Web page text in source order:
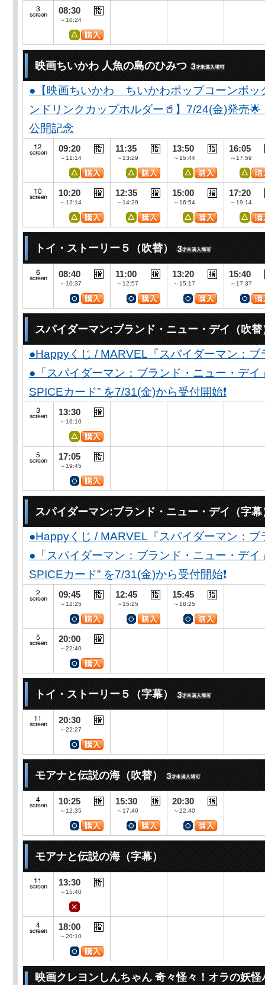
08:30
～10:24
映画ちいかわ 人魚の島のひみつ
●【映画ちいかわ ちいかわポップコーンボ
ンドリンクカップホルダー🥤】7/24(金)発売
公開記念
09:20
～11:14
11:35
～13:29
13:50
～15:44
16:05
～17:59
10:20
～12:14
12:35
～14:29
15:00
～16:54
17:20
～19:14
トイ・ストーリー５（吹替）
08:40
～10:37
11:00
～12:57
13:20
～15:17
15:40
～17:37
スパイダーマン:ブランド・ニュー・デイ（吹替
●Happyくじ / MARVEL『スパイダーマン：
●「スパイダーマン：ブランド・ニュー・デ
SPICEカード” を7/31(金)から受付開始❗️
13:30
～16:10
17:05
～19:45
スパイダーマン:ブランド・ニュー・デイ（字幕
●Happyくじ / MARVEL『スパイダーマン：
●「スパイダーマン：ブランド・ニュー・デ
SPICEカード” を7/31(金)から受付開始❗️
09:45
～12:25
12:45
～15:25
15:45
～18:25
20:00
～22:40
トイ・ストーリー５（字幕）
20:30
～22:27
モアナと伝説の海（吹替）
10:25
～12:35
15:30
～17:40
20:30
～22:40
モアナと伝説の海（字幕）
13:30
～15:40
18:00
～20:10
映画クレヨンしんちゃん 奇々怪々！オラの妖怪